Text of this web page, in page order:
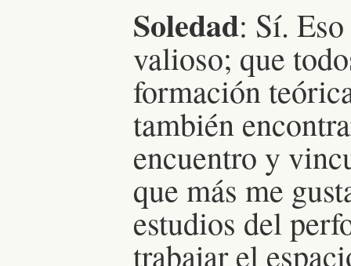
Soledad: Sí.
valioso; que
formación
también
encuentro y
que más me
estudios del
trabajar el